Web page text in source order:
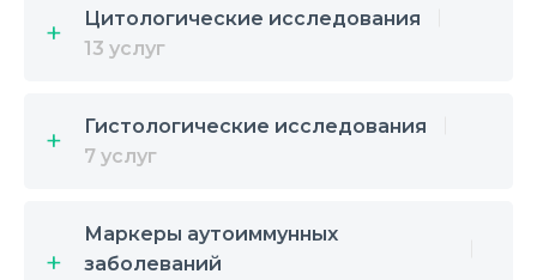
Цитологические исследования
13 услуг
Гистологические исследования
7 услуг
Маркеры аутоиммунных
заболеваний